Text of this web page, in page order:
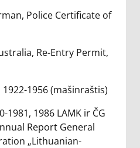
Police Certificate of
Re-Entry Permit,
1956 (mašinraštis)
1981, 1986 LAMK ir ČG
Report General
„Lithuanian-